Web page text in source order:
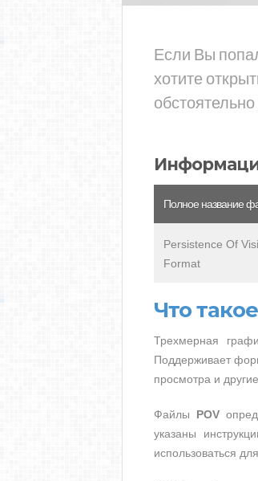
Если Вы
хотите
Полное название
Persistence Of
Format
Что
Трехмерная
Поддерживает
просмотра и
Файлы POV
указаны
использоваться